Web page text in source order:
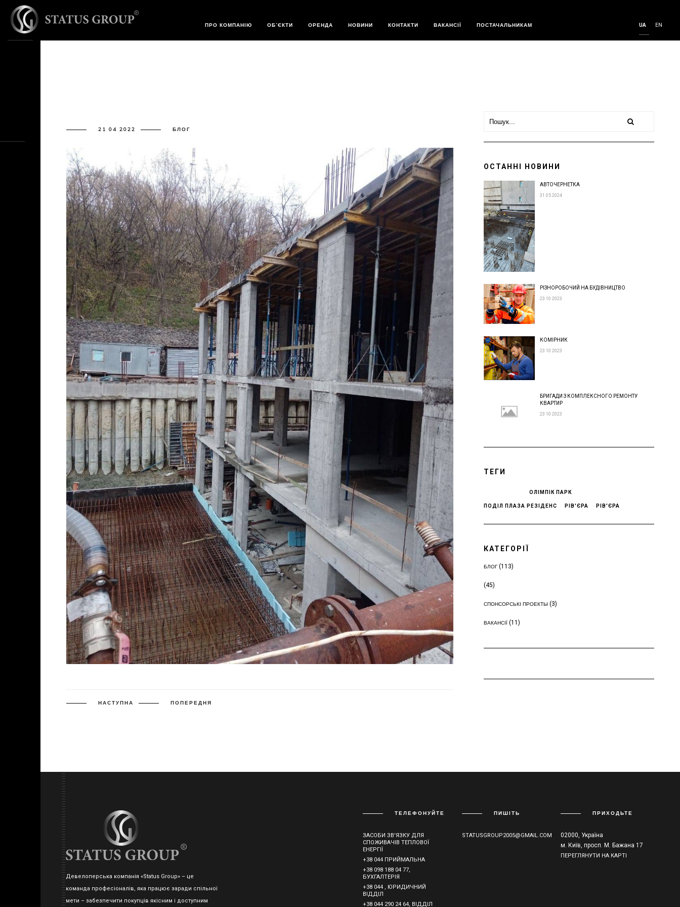
- STATUS GROUP
ПРО КОМПАНІЮ ОБ’ЄКТИ ОРЕНДА НОВИНИ КОНТАКТИ ВАКАНСІЇ ПОСТАЧАЛЬНИКАМ UA EN
21 04 2022 БЛОГ
НАСТУПНА ПОПЕРЕДНЯ
ОСТАННІ НОВИНИ
АВТОЧЕРНЕТКА
31 05 2024
РІЗНОРОБОЧИЙ НА БУДІВНИЦТВО
23 10 2023
КОМІРНИК
23 10 2023
БРИГАДИ З КОМПЛЕКСНОГО РЕМОНТУ
КВАРТИР
23 10 2023
ТЕГИ
ОЛІМПІК ПАРК
ПОДІЛ ПЛАЗА РЕЗІДЕНС РІВ'ЄРА РІВ'ЄРА
КАТЕГОРІЇ
БЛОГ(113)
(45)
СПОНСОРСЬКІ ПРОЕКТЫ (3)
ВАКАНСІЇ(11)
Девелоперська компанія «Status Group» – це
команда професіоналів, яка працює заради спільної
мети – забезпечити покупців якісним і доступним
ТЕЛЕФОНУЙТЕ
ЗАСОБИ ЗВ'ЯЗКУ ДЛЯ
СПОЖИВАЧІВ ТЕПЛОВОЇ
ЕНЕРГІЇ
+38 044 ПРИЙМАЛЬНА
+38 098 188 04 77,
БУХГАЛТЕРІЯ
+38 044 , ЮРИДИЧНИЙ
ВІДДІЛ
+38 044 290 24 64, ВІДДІЛ
ПИШІТЬ
STATUSGROUP2005@GMAIL.COM
ПРИХОДЬТЕ
02000, Україна
м. Київ, просп. М. Бажана 17
ПЕРЕГЛЯНУТИ НА КАРТІ